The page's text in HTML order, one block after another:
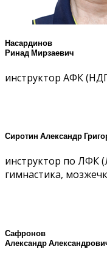
Насардинов
Ринад Мирзаевич
инструктор АФК
Сиротин Александр
инструктор по ЛФК
гимнастика,
Сафронов
Александр